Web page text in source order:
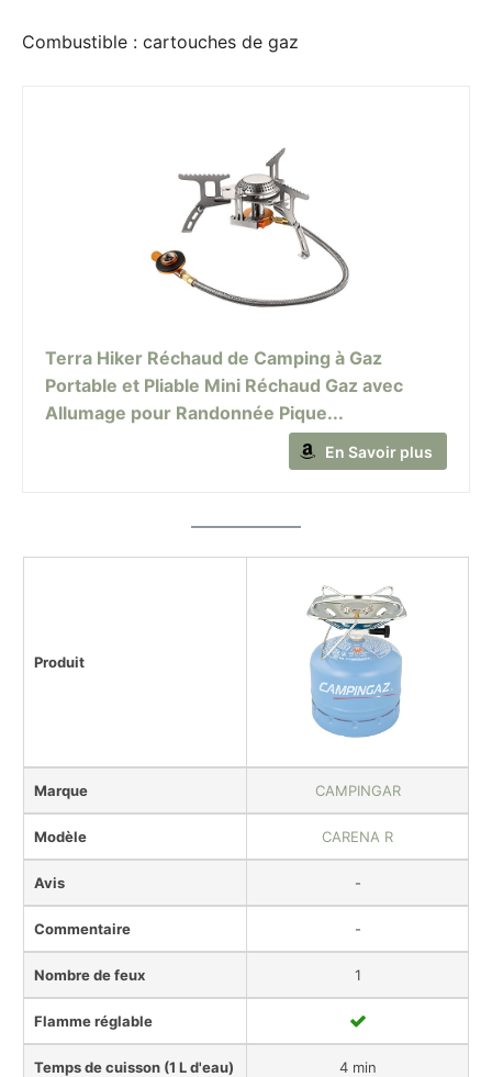
Combustible : cartouches de gaz
Terra Hiker Réchaud de Camping à Gaz
Portable et Pliable Mini Réchaud Gaz avec
Allumage pour Randonnée Pique...
En Savoir plus
Produit
Marque CAMPINGAR
Modèle CARENA R
Avis -
Commentaire -
Nombre de feux 1
Flamme réglable
Temps de cuisson (1 L d'eau) 4 min